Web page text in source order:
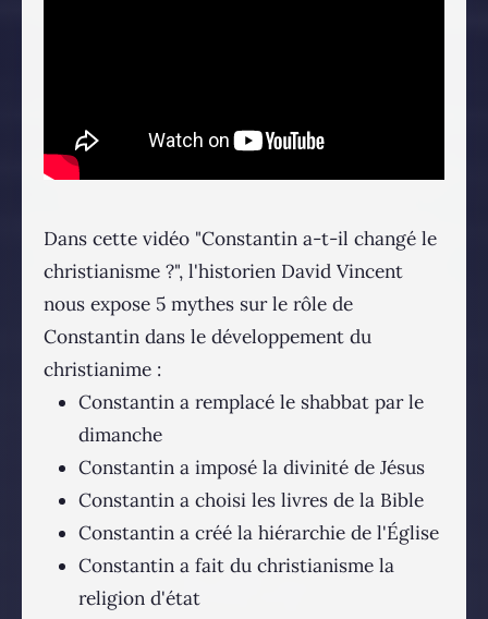
Dans cette vidéo "Constantin a-t-il changé le
christianisme ?", l'historien David Vincent
nous expose 5 mythes sur le rôle de
Constantin dans le développement du
christianime :
Constantin a remplacé le shabbat par le
dimanche
Constantin a imposé la divinité de Jésus
Constantin a choisi les livres de la Bible
Constantin a créé la hiérarchie de l'Église
Constantin a fait du christianisme la
religion d'état